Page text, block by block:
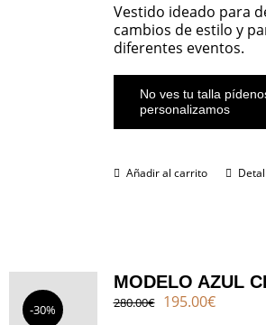
Vestido ideado para
cambios de estilo y
diferentes eventos.
No ves tu talla
personalizamos
Añadir al carrito
-30%
MODELO AZUL
280.00€ El
195.00€El